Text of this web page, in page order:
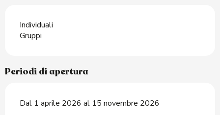
Individuali
Gruppi
Periodi di apertura
Dal 1 aprile 2026 al 15 novembre 2026